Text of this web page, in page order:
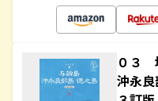
０３
沖永